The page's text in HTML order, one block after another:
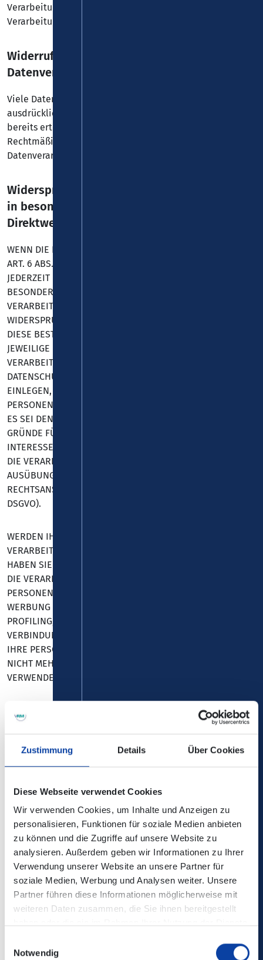
Zustimmung Details Über Cookies
Diese Webseite verwendet Cookies
Wir verwenden Cookies, um Inhalte und Anzeigen zu
personalisieren, Funktionen für soziale Medien anbieten
zu können und die Zugriffe auf unsere Website zu
analysieren. Außerdem geben wir Informationen zu Ihrer
Verwendung unserer Website an unsere Partner für
soziale Medien, Werbung und Analysen weiter. Unsere
Partner führen diese Informationen möglicherweise mit
weiteren Daten zusammen, die Sie ihnen bereitgestellt
Notwendig
Verarbeitung wird ein Vertrag über gemeinsame
Verarbeitung geschlossen.
Widerruf Ihrer Einwilligung zur
Datenverarbeitung
Viele Datenverarbeitungsvorgänge sind nur mit Ihrer
ausdrücklichen Einwilligung möglich. Sie können eine
bereits erteilte Einwilligung jederzeit widerrufen. Die
Rechtmäßigkeit der bis zum Widerruf erfolgten
Datenverarbeitung bleibt vom Widerruf unberührt.
Widerspruchsrecht gegen die Datenerhebung
in besonderen Fällen sowie gegen
Direktwerbung (Art. 21 DSGVO)
WENN DIE DATENVERARBEITUNG AUF GRUNDLAGE VON
ART. 6 ABS. 1 LIT. E ODER F DSGVO ERFOLGT, HABEN SIE
JEDERZEIT DAS RECHT, AUS GRÜNDEN, DIE SICH AUS IHRER
BESONDEREN SITUATION ERGEBEN, GEGEN DIE
VERARBEITUNG IHRER PERSONENBEZOGENEN DATEN
WIDERSPRUCH EINZULEGEN; DIES GILT AUCH FÜR EIN AUF
DIESE BESTIMMUNGEN GESTÜTZTES PROFILING. DIE
JEWEILIGE RECHTSGRUNDLAGE, AUF DENEN EINE
VERARBEITUNG BERUHT, ENTNEHMEN SIE DIESER
DATENSCHUTZERKLÄRUNG. WENN SIE WIDERSPRUCH
EINLEGEN, WERDEN WIR IHRE BETROFFENEN
PERSONENBEZOGENEN DATEN NICHT MEHR VERARBEITEN,
ES SEI DENN, WIR KÖNNEN ZWINGENDE SCHUTZWÜRDIGE
GRÜNDE FÜR DIE VERARBEITUNG NACHWEISEN, DIE IHRE
INTERESSEN, RECHTE UND FREIHEITEN ÜBERWIEGEN ODER
DIE VERARBEITUNG DIENT DER GELTENDMACHUNG,
AUSÜBUNG ODER VERTEIDIGUNG VON
RECHTSANSPRÜCHEN (WIDERSPRUCH NACH ART. 21 ABS. 1
DSGVO).
WERDEN IHRE PERSONENBEZOGENEN DATEN
VERARBEITET, UM DIREKTWERBUNG ZU BETREIBEN, SO
HABEN SIE DAS RECHT, JEDERZEIT WIDERSPRUCH GEGEN
DIE VERARBEITUNG SIE BETREFFENDER
PERSONENBEZOGENER DATEN ZUM ZWECKE DERARTIGER
WERBUNG EINZULEGEN; DIES GILT AUCH FÜR DAS
PROFILING, SOWEIT ES MIT SOLCHER DIREKTWERBUNG IN
VERBINDUNG STEHT. WENN SIE WIDERSPRECHEN, WERDEN
IHRE PERSONENBEZOGENEN DATEN ANSCHLIESSEND
NICHT MEHR ZUM ZWECKE DER DIREKTWERBUNG
VERWENDET (WIDERSPRUCH NACH ART. 21 ABS. 2 DSGVO).
Beschwerde­recht bei der zuständigen
Im Falle von Verstößen gegen die DSGVO steht den
Betroffenen ein Beschwerderecht bei einer
ihres gewöhnlichen Aufenthalts, ihres Arbeitsplatzes oder
des Orts des mutmaßlichen Verstoßes zu. Das
Beschwerderecht besteht unbeschadet anderweitiger
verwaltungsrechtlicher oder gerichtlicher Rechtsbehelfe.
Recht auf Daten­übertrag­barkeit
Sie haben das Recht, Daten, die wir auf Grundlage Ihrer
Einwilligung oder in Erfüllung eines Vertrags automatisiert
verarbeiten, an sich oder an einen Dritten in einem
gängigen, maschinenlesbaren Format aushändigen zu
lassen. Sofern Sie die direkte Übertragung der Daten an